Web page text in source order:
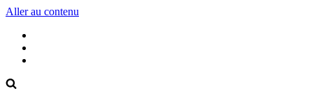
Aller au contenu